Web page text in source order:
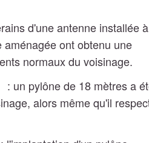
d'une antenne installée à
ont obtenu une
normaux du voisinage.
: un pylône de 18 mètres a
alors même qu'il